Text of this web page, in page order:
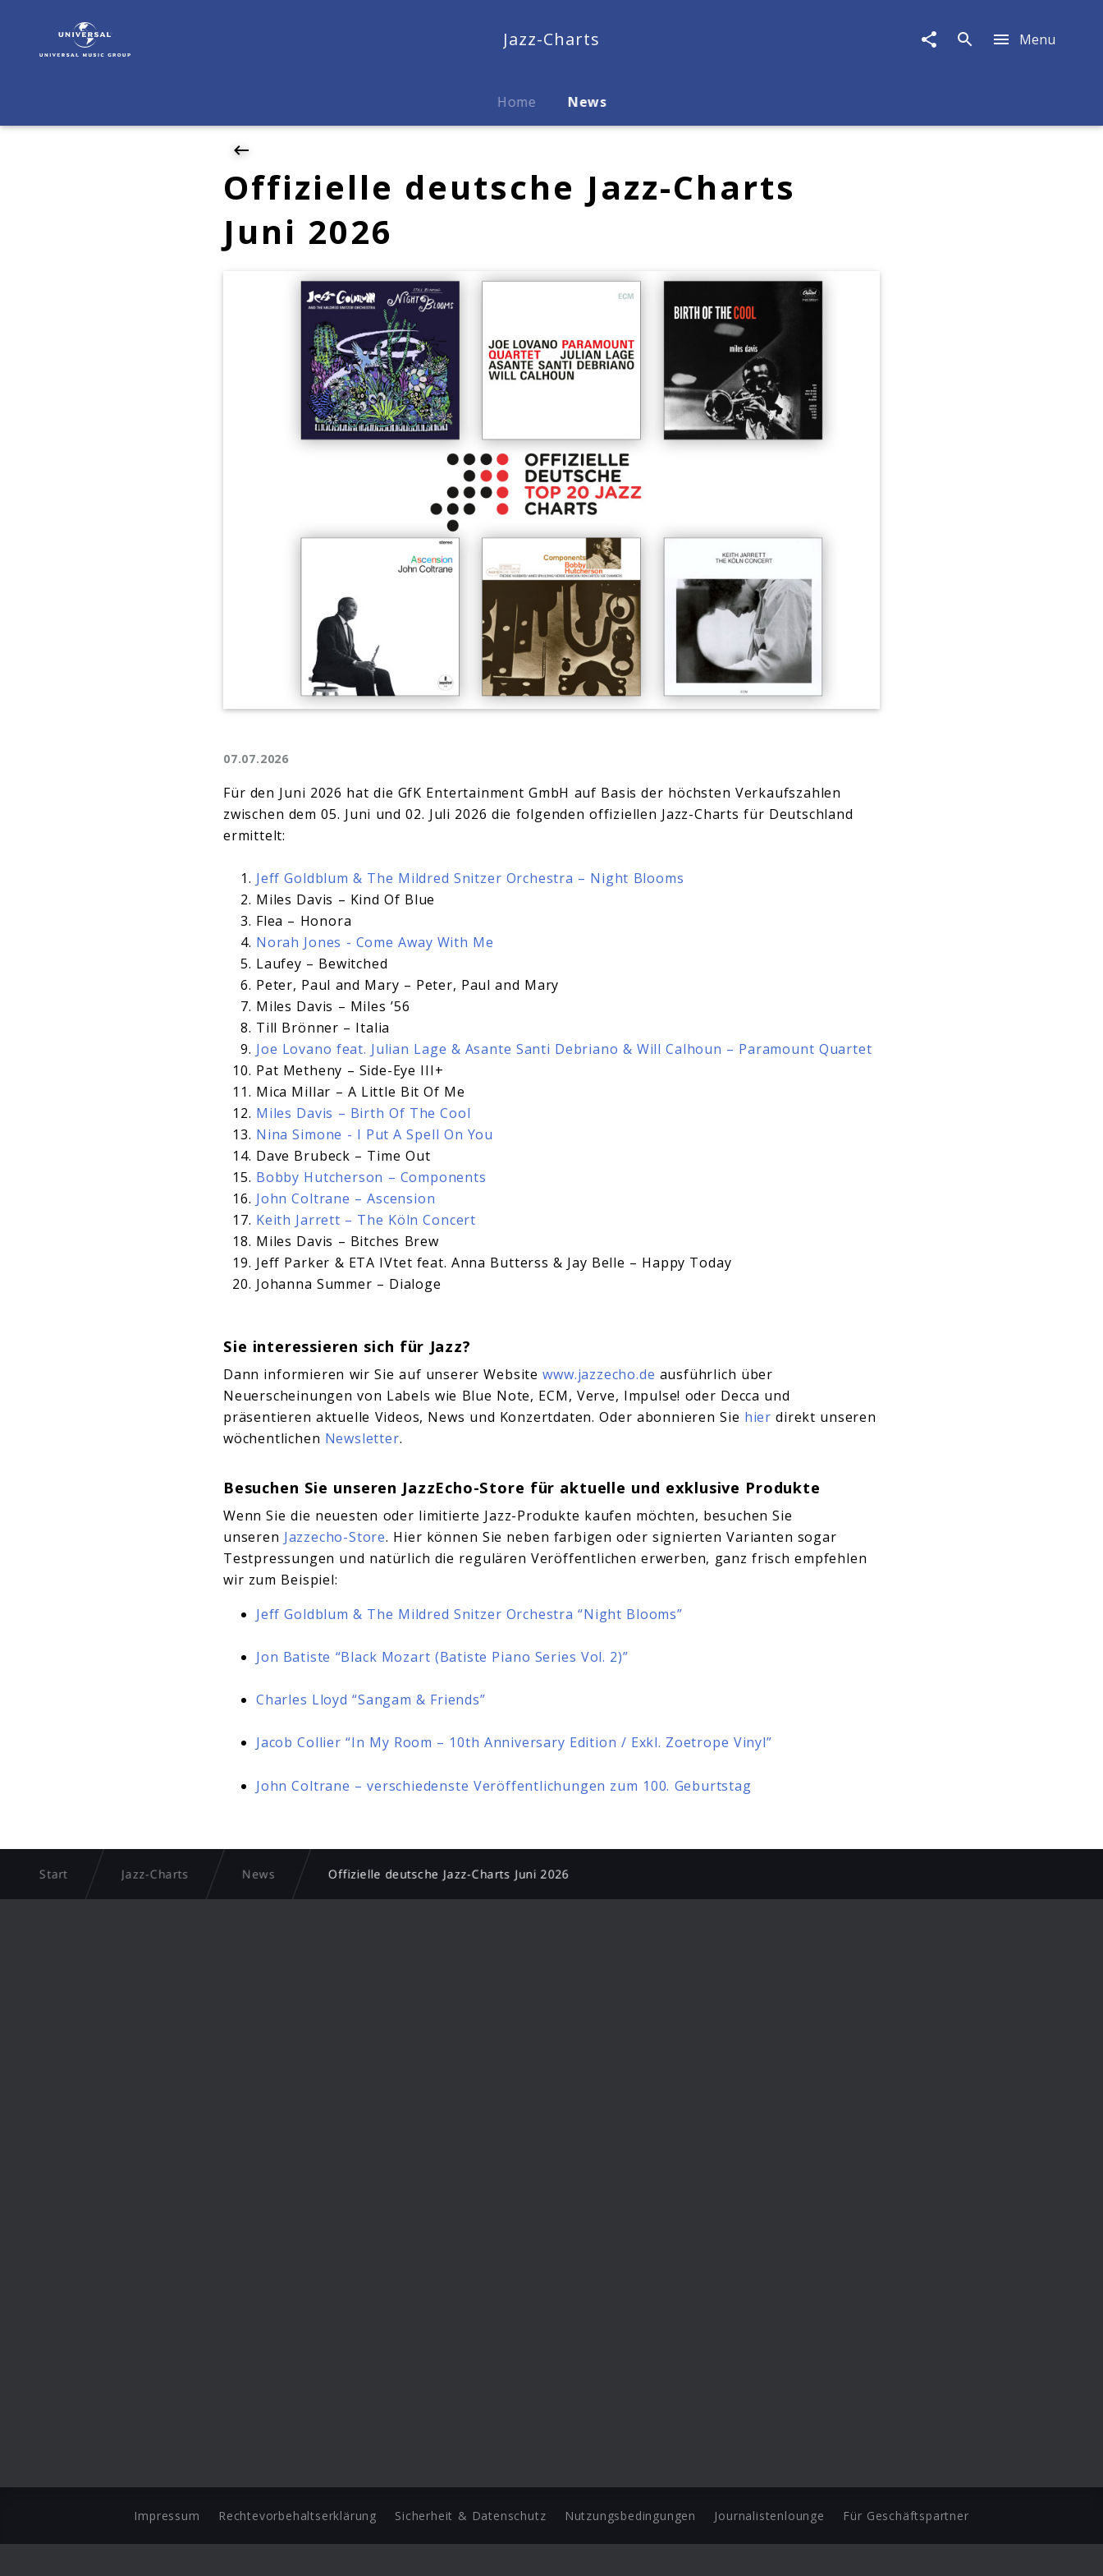
deutsche
Jazz-Charts Menu
Home News
Offizielle deutsche Jazz-Charts
Juni 2026
07.07.2026
Für den Juni 2026 hat die GfK Entertainment GmbH auf Basis der höchsten Verkaufszahlen
zwischen dem 05. Juni und 02. Juli 2026 die folgenden offiziellen Jazz-Charts für Deutschland
ermittelt:
Jeff Goldblum & The Mildred Snitzer Orchestra – Night Blooms
Miles Davis – Kind Of Blue
Flea – Honora
Norah Jones - Come Away With Me
Laufey – Bewitched
Peter, Paul and Mary – Peter, Paul and Mary
Miles Davis – Miles ’56
Till Brönner – Italia
Joe Lovano feat. Julian Lage & Asante Santi Debriano & Will Calhoun – Paramount Quartet
Pat Metheny – Side-Eye III+
Mica Millar – A Little Bit Of Me
Miles Davis – Birth Of The Cool
Nina Simone - I Put A Spell On You
Dave Brubeck – Time Out
Bobby Hutcherson – Components
John Coltrane – Ascension
Keith Jarrett – The Köln Concert
Miles Davis – Bitches Brew
Jeff Parker & ETA IVtet feat. Anna Butterss & Jay Belle – Happy Today
Johanna Summer – Dialoge
Sie interessieren sich für Jazz?
Dann informieren wir Sie auf unserer Websitewww.jazzecho.de ausführlich über
Neuerscheinungen von Labels wie Blue Note, ECM, Verve, Impulse! oder Decca und
präsentieren aktuelle Videos, News und Konzertdaten. Oder abonnieren Sie hier direkt unseren
wöchentlichen Newsletter.
Besuchen Sie unseren JazzEcho-Store für aktuelle und exklusive Produkte
Wenn Sie die neuesten oder limitierte Jazz-Produkte kaufen möchten, besuchen Sie
unseren Jazzecho-Store. Hier können Sie neben farbigen oder signierten Varianten sogar
Testpressungen und natürlich die regulären Veröffentlichen erwerben, ganz frisch empfehlen
wir zum Beispiel:
Jeff Goldblum & The Mildred Snitzer Orchestra “Night Blooms”
Jon Batiste “Black Mozart (Batiste Piano Series Vol. 2)”
Charles Lloyd “Sangam & Friends”
Jacob Collier “In My Room – 10th Anniversary Edition / Exkl. Zoetrope Vinyl”
John Coltrane – verschiedenste Veröffentlichungen zum 100. Geburtstag
Start Jazz-Charts News Offizielle deutsche Jazz-Charts Juni 2026
Impressum Rechtevorbehaltserklärung Sicherheit & Datenschutz Nutzungsbedingungen Journalistenlounge Für Geschäftspartner